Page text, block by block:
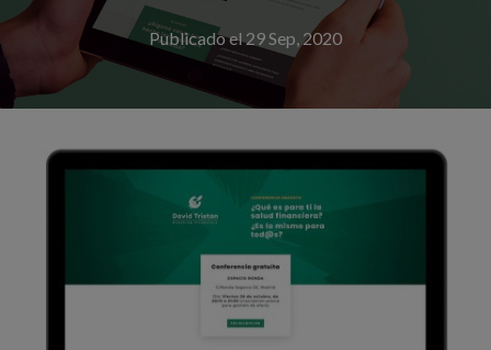
Publicado el 29 Sep, 2020